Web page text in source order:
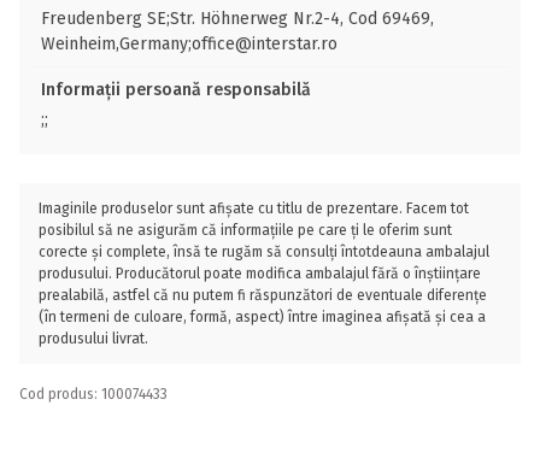
Freudenberg SE;Str. Höhnerweg Nr.2-4, Cod 69469,
Weinheim,Germany;office@interstar.ro
Informații persoană responsabilă
;;
Imaginile produselor sunt afișate cu titlu de prezentare. Facem tot
posibilul să ne asigurăm că informațiile pe care ți le oferim sunt
corecte și complete, însă te rugăm să consulți întotdeauna ambalajul
produsului. Producătorul poate modifica ambalajul fără o înștiințare
prealabilă, astfel că nu putem fi răspunzători de eventuale diferențe
(în termeni de culoare, formă, aspect) între imaginea afișată și cea a
produsului livrat.
Cod produs: 100074433